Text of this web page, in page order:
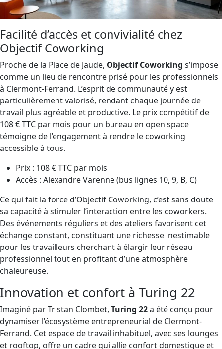
Facilité d’accès et convivialité chez
Objectif Coworking
Proche de la Place de Jaude, Objectif Coworking s’impose
comme un lieu de rencontre prisé pour les professionnels
à Clermont-Ferrand. L’esprit de communauté y est
particulièrement valorisé, rendant chaque journée de
travail plus agréable et productive. Le prix compétitif de
108 € TTC par mois pour un bureau en open space
témoigne de l’engagement à rendre le coworking
accessible à tous.
Prix : 108 € TTC par mois
Accès : Alexandre Varenne (bus lignes 10, 9, B, C)
Ce qui fait la force d’Objectif Coworking, c’est sans doute
sa capacité à stimuler l’interaction entre les coworkers.
Des événements réguliers et des ateliers favorisent cet
échange constant, constituant une richesse inestimable
pour les travailleurs cherchant à élargir leur réseau
professionnel tout en profitant d’une atmosphère
chaleureuse.
Innovation et confort à Turing 22
Imaginé par Tristan Clombet, Turing 22a été conçu pour
dynamiser l’écosystème entrepreneurial de Clermont-
Ferrand. Cet espace de travail inhabituel, avec ses lounges
et rooftop, offre un cadre qui allie confort domestique et